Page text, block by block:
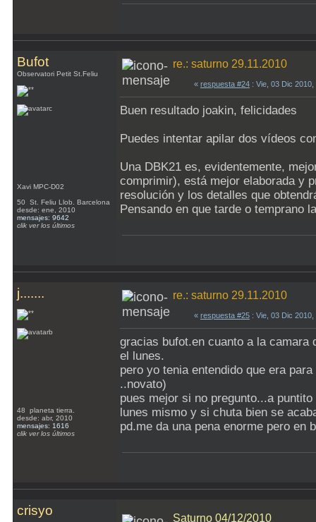
Bufot
Observatori Petit St.Feliu
Xavi MPC-D02
50 St. Feliu Llob. Barcelona
desde: ene, 2010
mensajes: 9642
clik ver los últimos
re.: saturno 29.11.2010
« respuesta #24 : Vie, 03 Dic
Buen resultado joakin, felicidades
Puedes intentar apilar dos vídeos
Una DBK21 es, evidentemente,
comprimir), está mejor elaborada y
resolución y los detalles que
Pensando en que tarde o temprano
j.......
48 planeta tierra.
desde: abr, 2010
mensajes: 1616
clik ver los últimos
re.: saturno 29.11.2010
« respuesta #25 : Vie, 03 Dic
gracias bufot.en cuanto a la
el lunes.
pero yo tenia entendido que era
..novato)
pues mejor si no pregunto...a
lunes mismo y si chuta bien se
pd.me da una pena enorme pero en
crisyo
Saturno 04/12/2010